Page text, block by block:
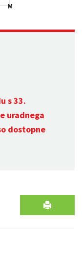
s 33.
uradnega
dostopne